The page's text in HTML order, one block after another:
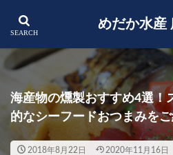
めだか水産
海産物の燻製おすすめ4選！
的なシーフードおつまみを
2018年8月22日
2020年11月16日